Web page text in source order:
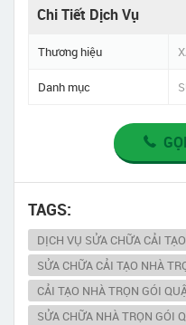
Chi Tiết Dịch Vụ
Thương hiệu
Danh mục
TAGS:
DỊCH VỤ SỬA CHỮA CẢI
SỬA CHỮA CẢI TẠO NHÀ
CẢI TẠO NHÀ TRỌN GÓI
SỬA CHỮA NHÀ TRỌN GÓI